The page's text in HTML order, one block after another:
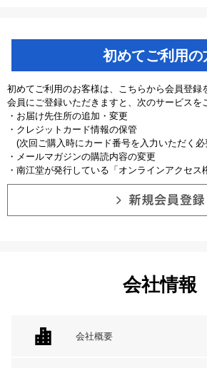
初めてご利用の
初めてご利用のお客様は、こちらから会員登録
会員にご登録いただきますと、次のサービスを
・お届け先住所の追加・変更
・クレジットカード情報の保管
(次回ご購入時にカード番号を入力いただく
・メールマガジンの購読内容の変更
・南江堂が発行している「オンラインアクセス
会社情報
会社概要